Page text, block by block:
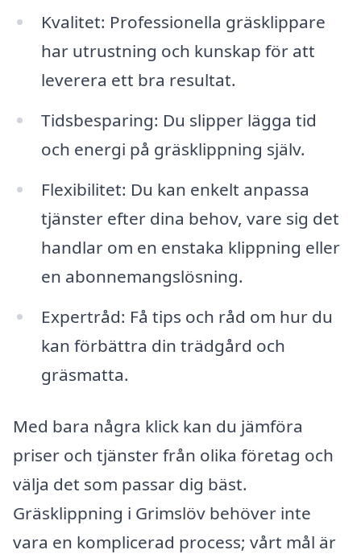
Kvalitet: Professionella gräsklippare
har utrustning och kunskap för att
leverera ett bra resultat.
Tidsbesparing: Du slipper lägga tid
och energi på gräsklippning själv.
Flexibilitet: Du kan enkelt anpassa
tjänster efter dina behov, vare sig det
handlar om en enstaka klippning eller
en abonnemangslösning.
Expertråd: Få tips och råd om hur du
kan förbättra din trädgård och
gräsmatta.
Med bara några klick kan du jämföra
priser och tjänster från olika företag och
välja det som passar dig bäst.
Gräsklippning i Grimslöv behöver inte
vara en komplicerad process; vårt mål är